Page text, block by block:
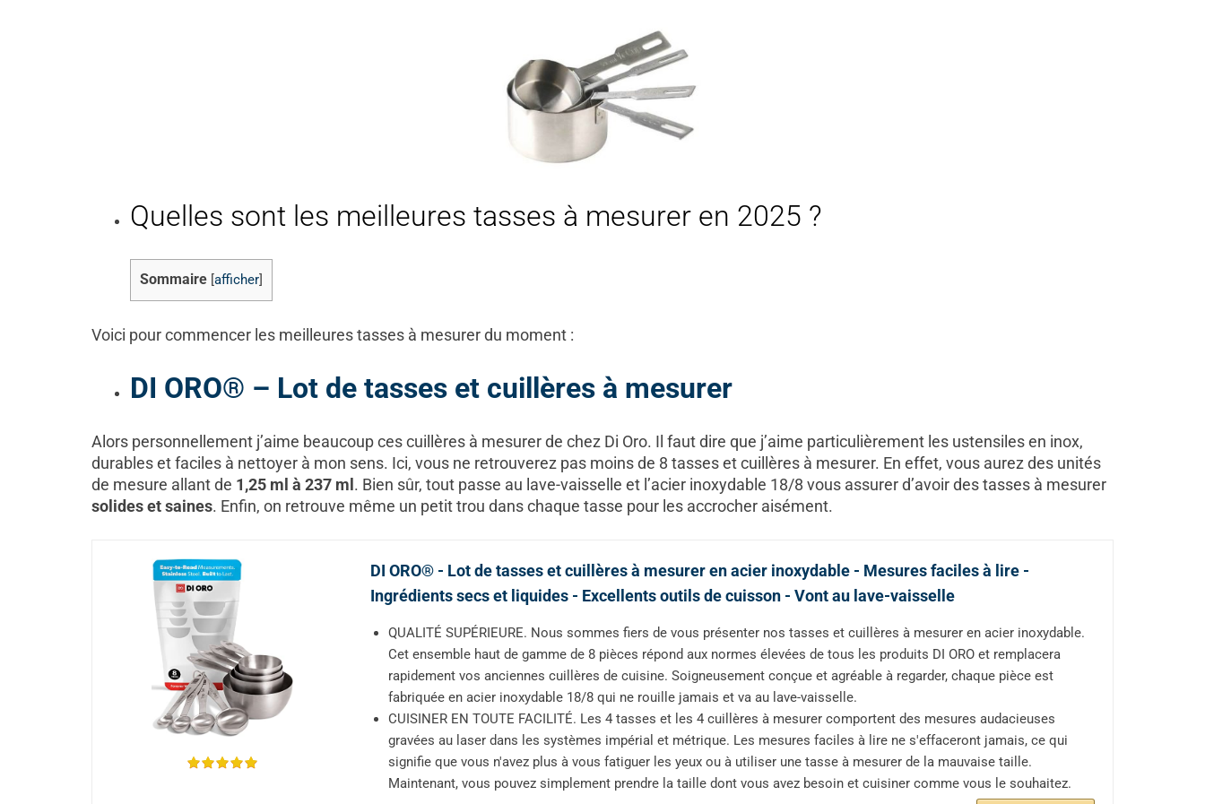
Quelles sont les meilleures tasses à mesurer en 2025 ?
Sommaire afficher]
Voici pour commencer les meilleures tasses à mesurer du moment :
DI ORO® – Lot de tasses et cuillères à mesurer
Alors personnellement j’aime beaucoup ces cuillères à mesurer de chez Di Oro. Il faut dire que j’aime particulièrement les ustensiles en inox,
durables et faciles à nettoyer à mon sens. Ici, vous ne retrouverez pas moins de 8 tasses et cuillères à mesurer. En effet, vous aurez des unités
de mesure allant de 1,25 ml à 237 ml. Bien sûr, tout passe au lave-vaisselle et l’acier inoxydable 18/8 vous assurer d’avoir des tasses à mesurer
solides et saines. Enfin, on retrouve même un petit trou dans chaque tasse pour les accrocher aisément.
DI ORO® - Lot de tasses et cuillères à mesurer en acier inoxydable - Mesures faciles à lire -
Ingrédients secs et liquides - Excellents outils de cuisson - Vont au lave-vaisselle
QUALITÉ SUPÉRIEURE. Nous sommes fiers de vous présenter nos tasses et cuillères à mesurer en acier inoxydable.
Cet ensemble haut de gamme de 8 pièces répond aux normes élevées de tous les produits DI ORO et remplacera
rapidement vos anciennes cuillères de cuisine. Soigneusement conçue et agréable à regarder, chaque pièce est
fabriquée en acier inoxydable 18/8 qui ne rouille jamais et va au lave-vaisselle.
CUISINER EN TOUTE FACILITÉ. Les 4 tasses et les 4 cuillères à mesurer comportent des mesures audacieuses
gravées au laser dans les systèmes impérial et métrique. Les mesures faciles à lire ne s'effaceront jamais, ce qui
signifie que vous n'avez plus à vous fatiguer les yeux ou à utiliser une tasse à mesurer de la mauvaise taille.
Maintenant, vous pouvez simplement prendre la taille dont vous avez besoin et cuisiner comme vous le souhaitez.